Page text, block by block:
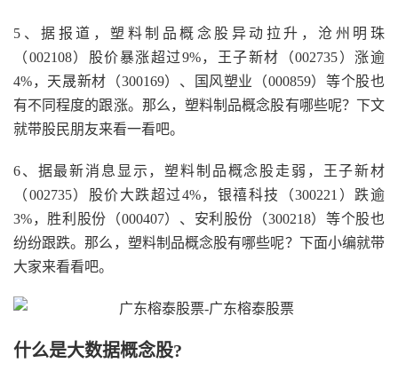
5、据报道，塑料制品概念股异动拉升，沧州明珠
（002108）股价暴涨超过9%，王子新材（002735）涨逾
4%，天晟新材（300169）、国风塑业（000859）等个股也
有不同程度的跟涨。那么，塑料制品概念股有哪些呢？下文
就带股民朋友来看一看吧。
6、据最新消息显示，塑料制品概念股走弱，王子新材
（002735）股价大跌超过4%，银禧科技（300221）跌逾
3%，胜利股份（000407）、安利股份（300218）等个股也
纷纷跟跌。那么，塑料制品概念股有哪些呢？下面小编就带
大家来看看吧。
什么是大数据概念股?